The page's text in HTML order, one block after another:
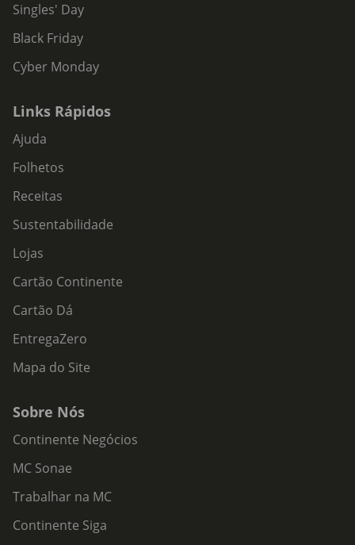
Singles' Day
Black Friday
Cyber Monday
Links Rápidos
Ajuda
Folhetos
Receitas
Sustentabilidade
Lojas
Cartão Continente
Cartão Dá
EntregaZero
Mapa do Site
Sobre Nós
Continente Negócios
MC Sonae
Trabalhar na MC
Continente Siga